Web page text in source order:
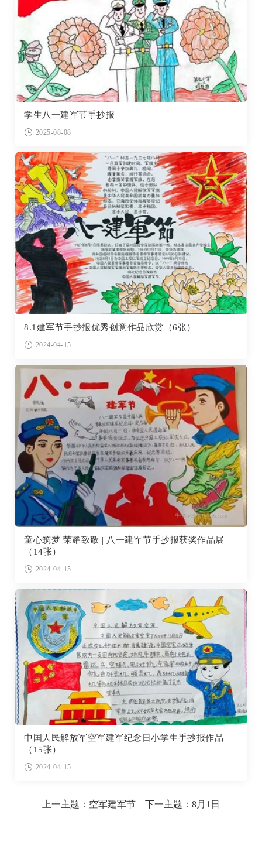
学生八一建军节手抄报
2025-08-08
8.1建军节手抄报优秀创意作品欣赏（6张）
2024-04-15
童心筑梦 荣耀致敬 | 八一建军节手抄报获奖作品展
（14张）
2024-04-15
中国人民解放军空军建军纪念日小学生手抄报作品
（15张）
2024-04-15
上一主题： 空军建军节 下一主题： 8月1日